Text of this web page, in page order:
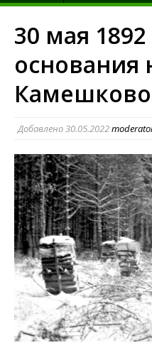
30 мая
основания
Камешково
Добавлено30.05.2022